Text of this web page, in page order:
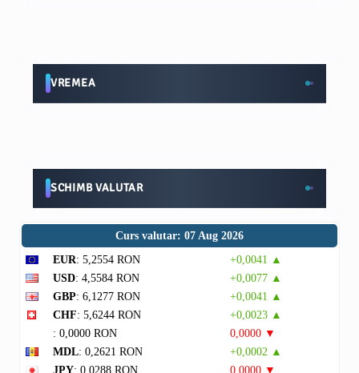
VREMEA
SCHIMB VALUTAR
Curs valutar: 07 Aug 2026
EUR: 5,2554 RON
+0,0041 ▲
USD: 4,5584 RON
+0,0077 ▲
GBP: 6,1277 RON
+0,0041 ▲
CHF: 5,6244 RON
+0,0023 ▲
: 0,0000 RON
0,0000 ▼
MDL: 0,2621 RON
+0,0002 ▲
JPY: 0,0288 RON 0,0000 ▼